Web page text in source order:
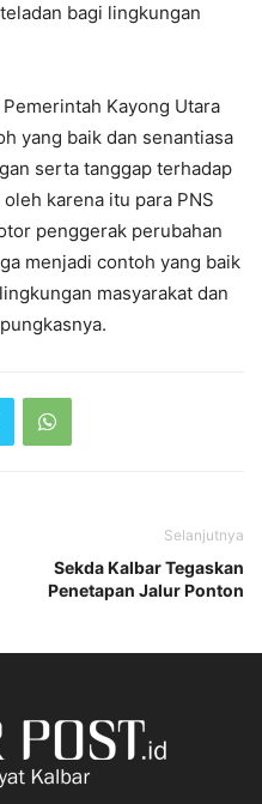
bagi lingkungan
Kayong Utara
yang baik dan senantiasa
serta tanggap terhadap
karena itu para PNS
penggerak perubahan
menjadi contoh yang baik
masyarakat dan
Selanjutnya
Sekda Kalbar Tegaskan
Penetapan Jalur Ponton